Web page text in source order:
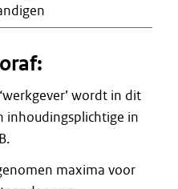
wordt in dit
inhoudingsplichtige in
maxima voor